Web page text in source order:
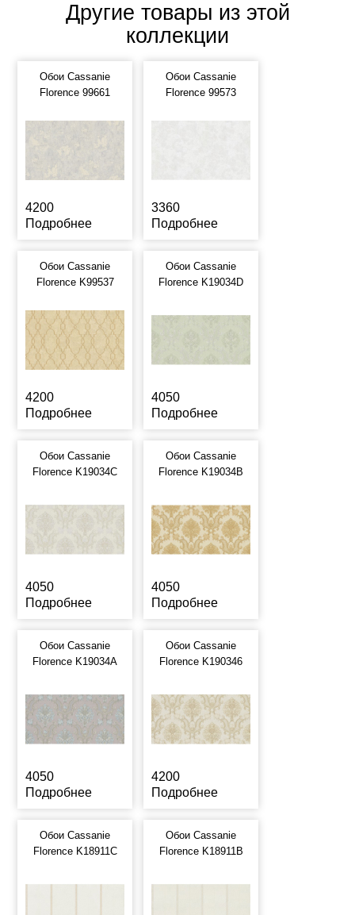
Другие товары из этой
коллекции
Обои Cassanie
Florence 99661
4200
Подробнее
Обои Cassanie
Florence 99573
3360
Подробнее
Обои Cassanie
Florence K99537
4200
Подробнее
Обои Cassanie
Florence K19034D
4050
Подробнее
Обои Cassanie
Florence K19034C
4050
Подробнее
Обои Cassanie
Florence K19034B
4050
Подробнее
Обои Cassanie
Florence K19034A
4050
Подробнее
Обои Cassanie
Florence K190346
4200
Подробнее
Обои Cassanie
Florence K18911C
Обои Cassanie
Florence K18911B